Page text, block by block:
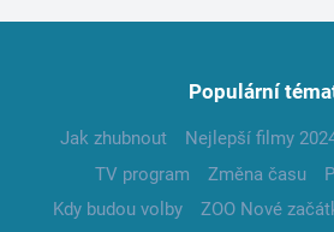
Populární
Jak zhubnout Nejlepší filmy
TV program
Změna času
Kdy budou volby
ZOO Nové